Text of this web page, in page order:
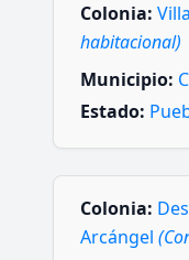
Colonia:
habitacional)
Municipio:
Estado:
Colonia:
Arcángel